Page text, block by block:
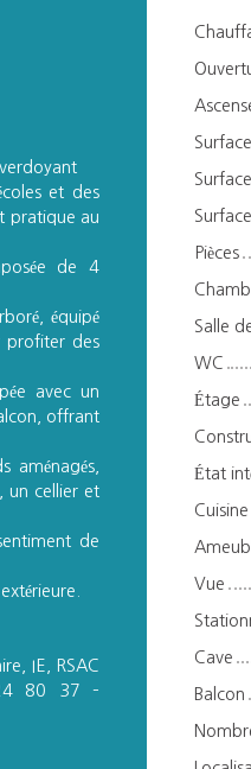
et des
pratique au
de 4
équipé
profiter des
avec un
offrant
aménagés,
un cellier et
de
IE, RSAC
80 37 –
Surface
Pièces
Salle
WC
Étage
État
Cuisine
Vue
Cave
Balcon